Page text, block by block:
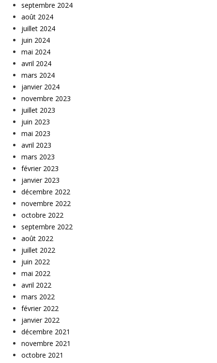
septembre 2024
août 2024
juillet 2024
juin 2024
mai 2024
avril 2024
mars 2024
janvier 2024
novembre 2023
juillet 2023
juin 2023
mai 2023
avril 2023
mars 2023
février 2023
janvier 2023
décembre 2022
novembre 2022
octobre 2022
septembre 2022
août 2022
juillet 2022
juin 2022
mai 2022
avril 2022
mars 2022
février 2022
janvier 2022
décembre 2021
novembre 2021
octobre 2021